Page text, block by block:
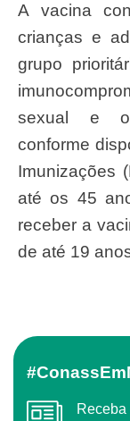
A vacina contra HPV está disponível para
crianças e
grupo
sexual e
conforme
Imunizações
até os 45
receber a
de até 19
Receba o conteúdo semanal do Conass com